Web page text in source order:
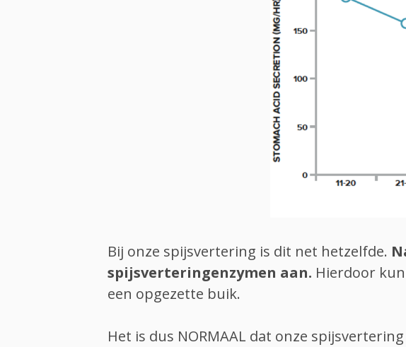
Bij onze spijsvertering is dit net hetzelfde.
spijsverteringenzymen aan. Hierdoor
een opgezette buik.
Het is dus NORMAAL dat onze